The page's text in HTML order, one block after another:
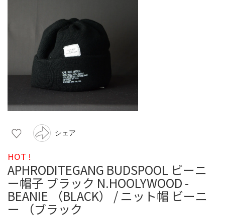
シェア
HOT !
APHRODITEGANG BUDSPOOL ビーニ
ー帽子 ブラック N.HOOLYWOOD -
BEANIE （BLACK） / ニット帽 ビーニ
ー （ブラック